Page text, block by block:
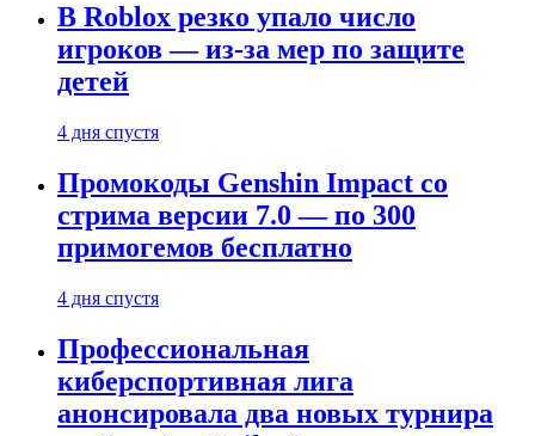
В Roblox резко упало число
игроков — из-за мер по защите
детей
4 дня спустя
Промокоды Genshin Impact со
стрима версии 7.0 — по 300
примогемов бесплатно
4 дня спустя
Профессиональная
киберспортивная лига
анонсировала два новых турнира